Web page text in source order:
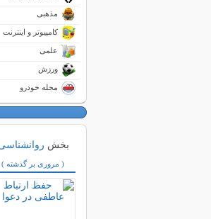
مذهبی
کامپیوتر و اینترنت
علمی
ورزش
مجله خودرو
بخش
( مروری بر گذشته )